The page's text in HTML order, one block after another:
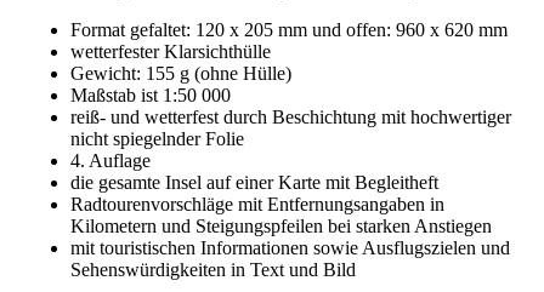
Format gefaltet: 120 x 205 mm und offen: 960 x 620 mm
wetterfester Klarsichthülle
Gewicht: 155 g (ohne Hülle)
Maßstab ist 1:50 000
reiß- und wetterfest durch Beschichtung mit hochwertiger
nicht spiegelnder Folie
4. Auflage
die gesamte Insel auf einer Karte mit Begleitheft
Radtourenvorschläge mit Entfernungsangaben in
Kilometern und Steigungspfeilen bei starken Anstiegen
mit touristischen Informationen sowie Ausflugszielen und
Sehenswürdigkeiten in Text und Bild